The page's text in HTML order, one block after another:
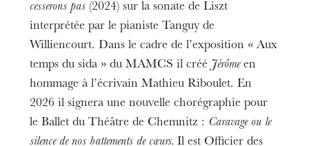
L’OnR avec vous
Visites de l’Opéra de
cesserons pas (2024) sur la sonate de Liszt
interprétée par le pianiste Tanguy de
Williencourt. Dans le cadre de l’exposition « Aux
temps du sida » du MAMCS il créé Jérômeen
hommage à l’écrivain Mathieu Riboulet. En
2026 il signera une nouvelle chorégraphie pour
le Ballet du Théâtre de Chemnitz : Caravage ou le
silence de nos battements de cœurs. Il est Officier des